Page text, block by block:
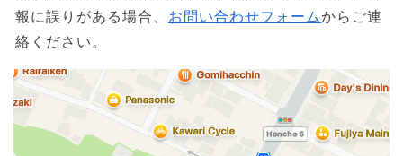
報に誤りがある場合、 お問い合わせフォームからご連
絡ください。